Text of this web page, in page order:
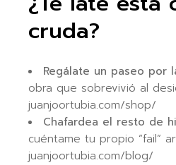
cruda?
Regálate un paseo por
obra que sobrevivió al
juanjoortubia.com/shop/
Chafardea el resto de
cuéntame tu propio “fail”
juanjoortubia.com/blog/